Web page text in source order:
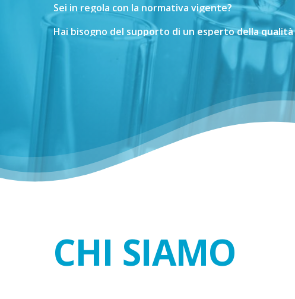
Sei in regola con la normativa vigente?
Hai bisogno del supporto di un espertodellaqualità
CHI SIAMO